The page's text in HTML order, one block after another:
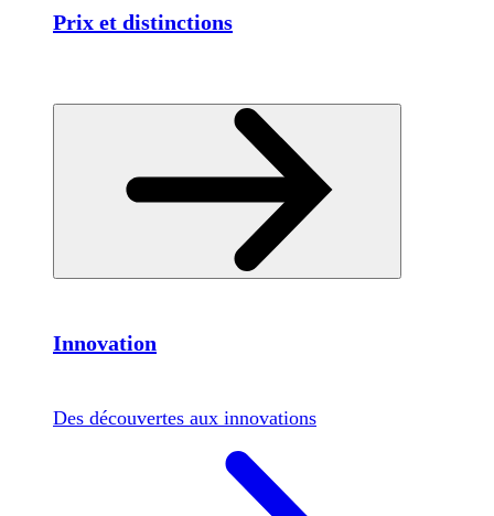
Prix et distinctions
Innovation
Des découvertes aux innovations